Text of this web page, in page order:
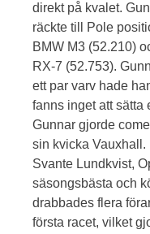
direkt på kvalet.
räckte till Pole
BMW M3 (52.210)
RX-7 (52.753).
ett par varv hade
fanns inget att sätta
Gunnar gjorde
sin kvicka Vauxhall.
Svante Lundkvist,
säsongsbästa och
drabbades flera
första racet, vilket